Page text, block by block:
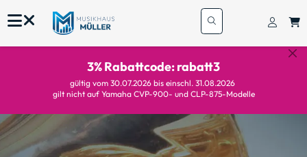
3% Rabattcode: rabatt3
gültig vom 30.07.2026 bis einschl. 31.08.2026
gilt nicht auf Yamaha CVP-900- und CLP-875-Modelle